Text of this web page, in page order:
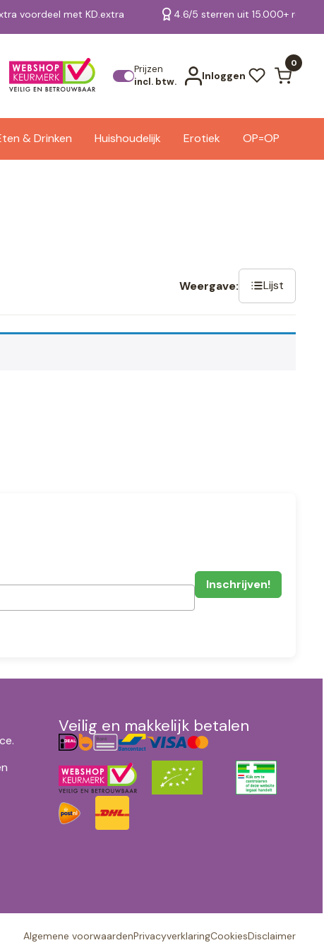
voordeel met KD.extra 4.6/5 sterren uit 15.000+
Prijzen
incl. btw.
Inloggen
0
& Drinken Huishoudelijk Erotiek OP=OP
Bekijk alle resultaten
Weergave: Lijst
Veilig en makkelijk betalen
Algemene voorwaardenPrivacyverklaringCookiesDisclaimer